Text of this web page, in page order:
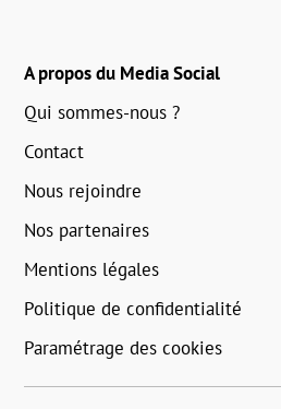
A propos du Media Social
Qui sommes-nous ?
Contact
Nous rejoindre
Nos partenaires
Mentions légales
Politique de confidentialité
Paramétrage des cookies